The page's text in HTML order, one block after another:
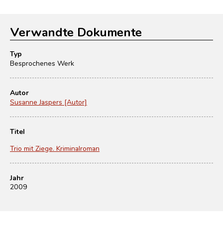
Verwandte Dokumente
Typ
Besprochenes Werk
Autor
Susanne Jaspers [Autor]
Titel
Trio mit Ziege. Kriminalroman
Jahr
2009